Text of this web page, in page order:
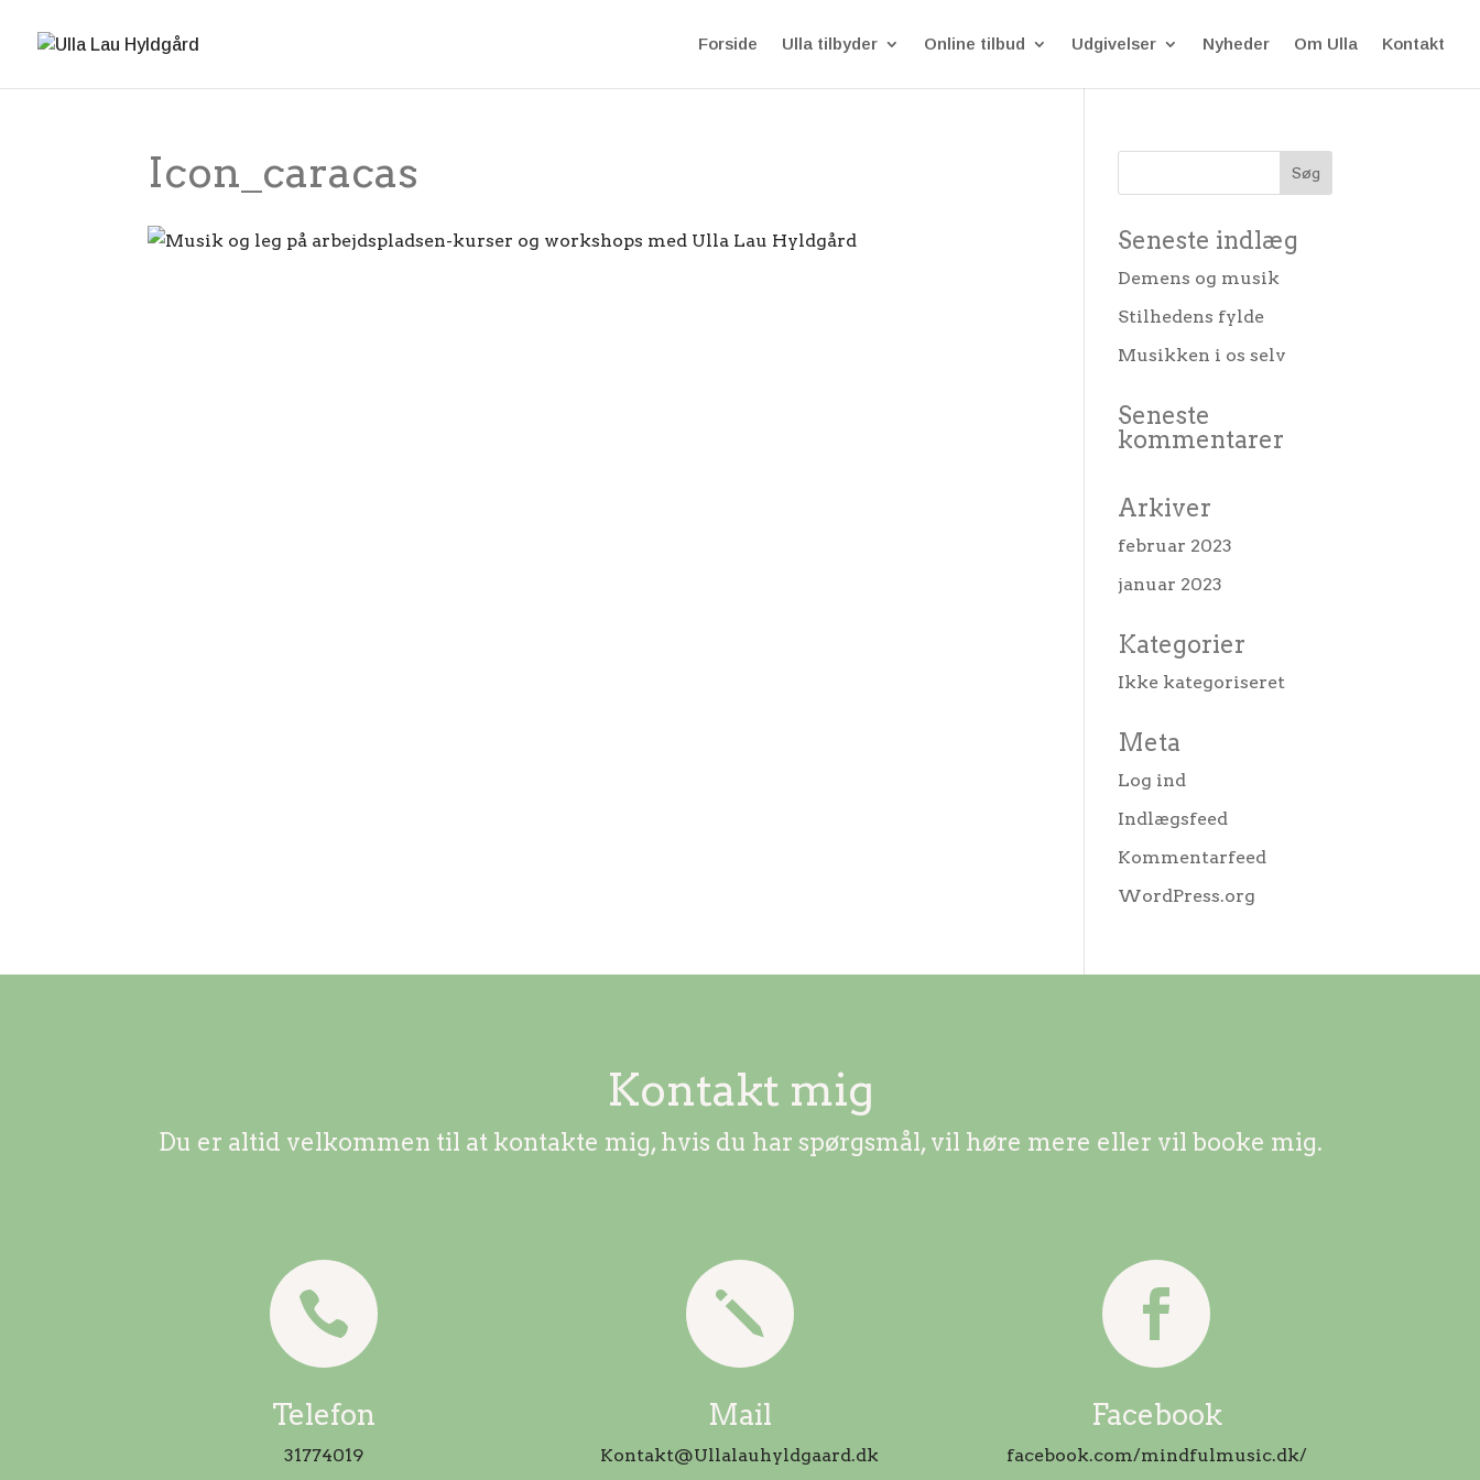
Forside Ulla tilbyder Online tilbud Udgivelser Nyheder Om Ulla Kontakt
Icon_caracas
Seneste indlæg
Demens og musik
Stilhedens fylde
Musikken i os selv
Seneste
kommentarer
Arkiver
februar 2023
januar 2023
Kategorier
Ikke kategoriseret
Meta
Log ind
Indlægsfeed
Kommentarfeed
WordPress.org
Kontakt mig
Du er altid velkommen til at kontakte mig, hvis du har spørgsmål, vil høre mere eller vil booke mig.

Telefon
31774019
j
Mail
Kontakt@Ullalauhyldgaard.dk

Facebook
facebook.com/mindfulmusic.dk/